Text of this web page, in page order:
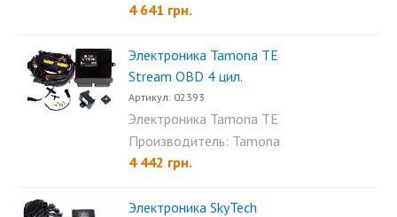
4 641 грн.
Электроника Tamona TE
Stream OBD 4 цил.
Артикул: 02393
Электроника Tamona TE
Stream OBD 4 цил - это...
Производитель: Tamona
4 442 грн.
Электроника SkyTech